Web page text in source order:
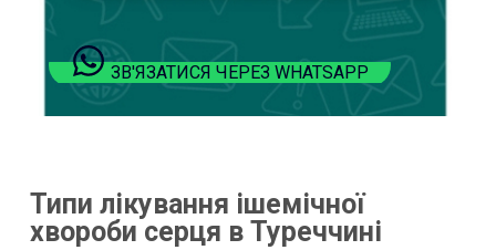
ЗВ'ЯЗАТИСЯ ЧЕРЕЗ WHATSAPP
Типи лікування ішемічної
хвороби серця в Туреччині